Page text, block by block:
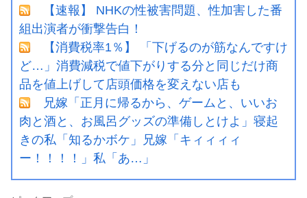
【速報】 NHKの性被害問題、性加害した番
組出演者が衝撃告白！
【消費税率1％】 「下げるのが筋なんですけ
ど…」消費減税で値下がりする分と同じだけ商
品を値上げして店頭価格を変えない店も
兄嫁「正月に帰るから、ゲームと、いいお
肉と酒と、お風呂グッズの準備しとけよ」寝起
きの私「知るかボケ」兄嫁「キィィィィ
ー！！！！」私「あ…」